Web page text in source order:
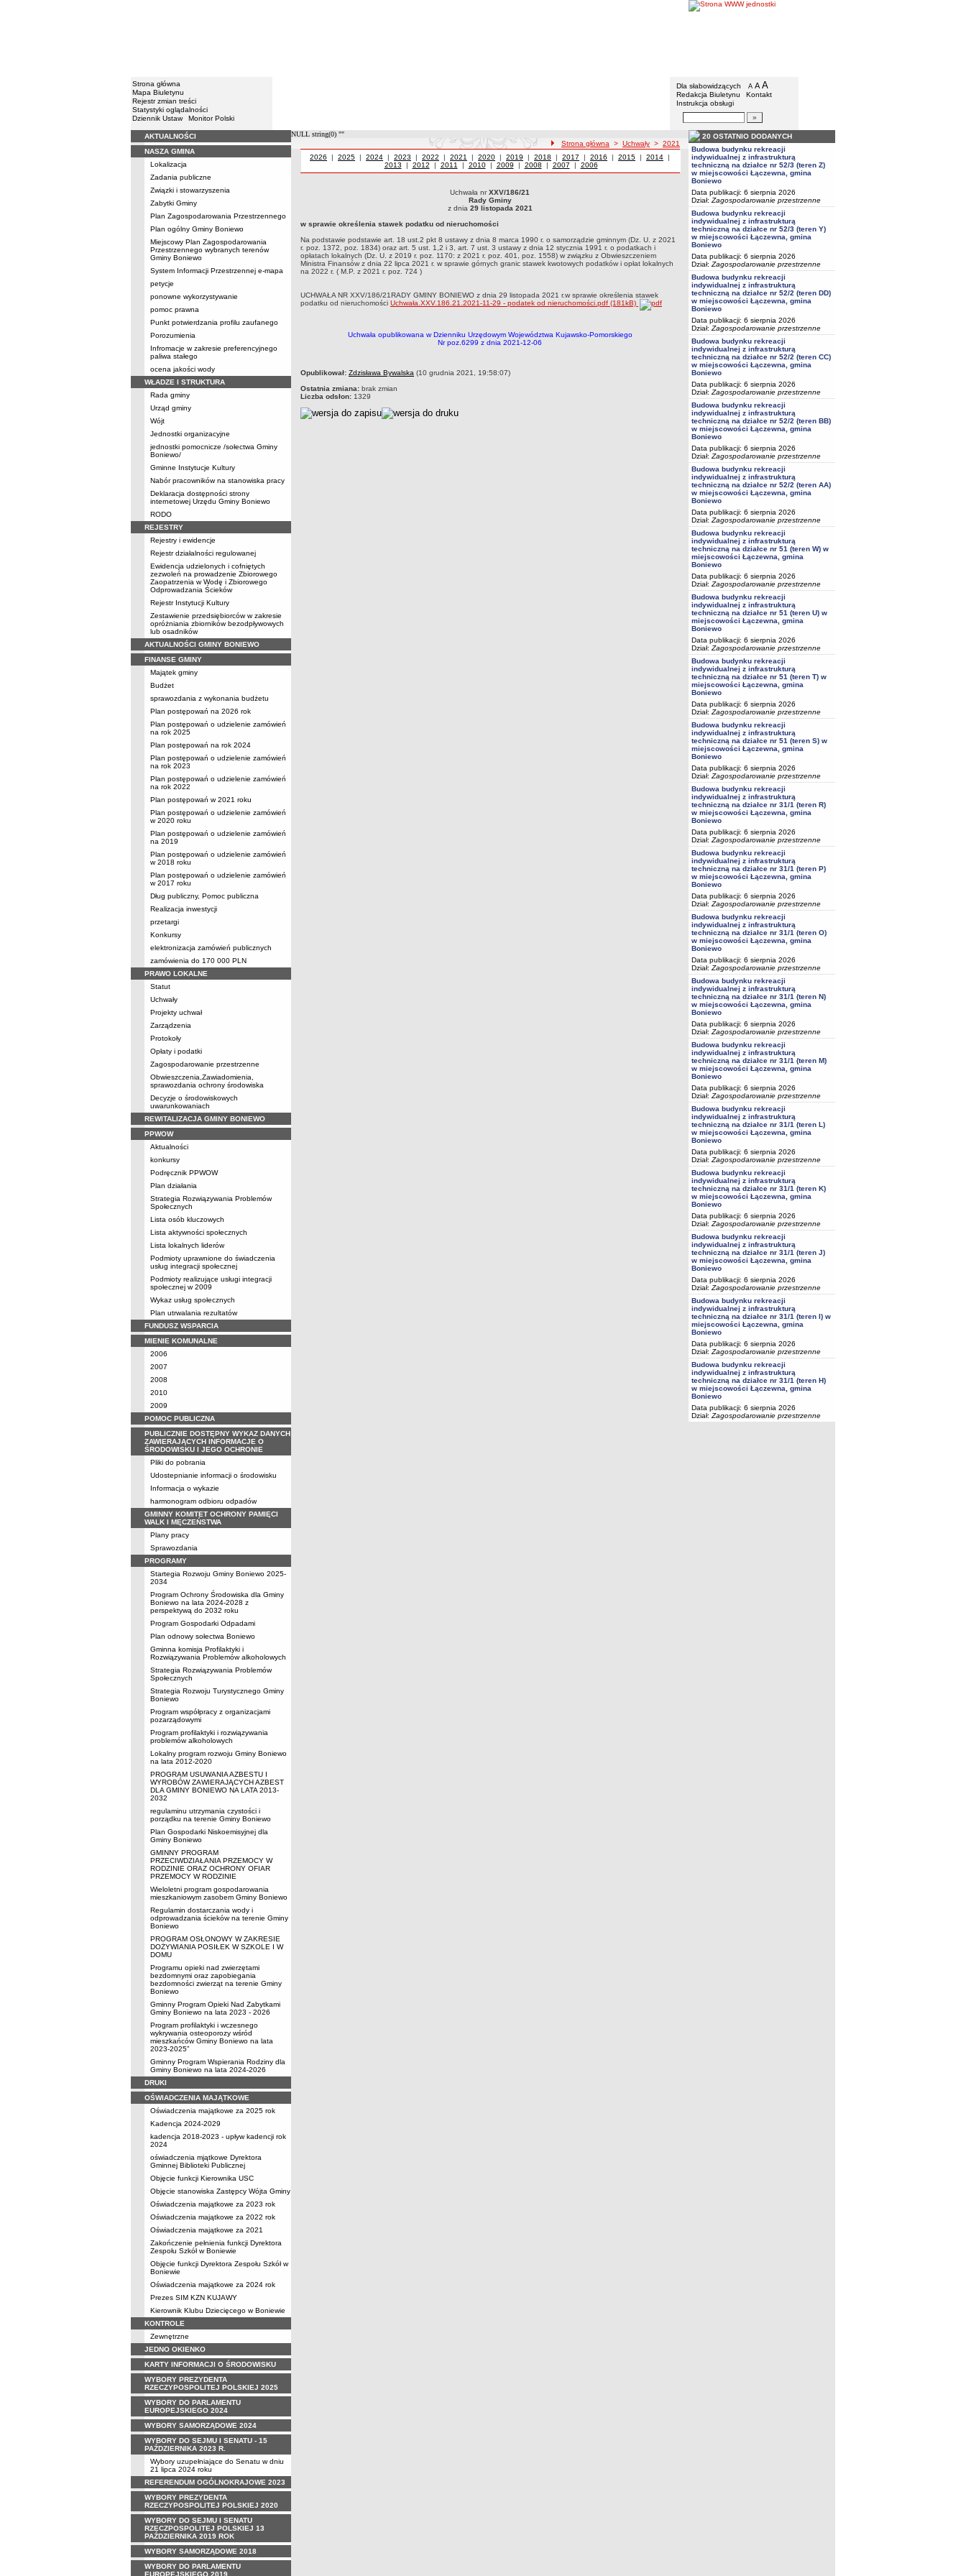
Strona główna
Mapa Biuletynu
Rejestr zmian treści
Statystyki oglądalności
Dziennik Ustaw
Monitor Polski
Urząd Gminy w Boniewie
Menu dodatkowe
Dla słabowidzących A pomniejsz czcionkę
A standardowy rozmiar czcionki
A
Redakcja Biuletynu
Kontakt
Instrukcja obsługi
Wyszukiwarka artykułów
Menu
AKTUALNOŚCI
NASZA GMINA
Lokalizacja
Zadania publiczne
Związki i stowarzyszenia
Zabytki Gminy
Plan Zagospodarowania Przestrzennego
Plan ogólny Gminy Boniewo
Miejscowy Plan Zagospodarowania
Przestrzennego wybranych terenów
Gminy Boniewo
System Informacji Przestrzennej e-mapa
petycje
ponowne wykorzystywanie
pomoc prawna
Punkt potwierdzania profilu zaufanego
Porozumienia
Infromacje w zakresie preferencyjnego
paliwa stałego
ocena jakości wody
WŁADZE I STRUKTURA
Rada gminy
Urząd gminy
Wójt
Jednostki organizacyjne
jednostki pomocnicze /sołectwa Gminy
Boniewo/
Gminne Instytucje Kultury
Nabór pracowników na stanowiska pracy
Deklaracja dostępności strony
internetowej Urzędu Gminy Boniewo
RODO
REJESTRY
Rejestry i ewidencje
Rejestr działalności regulowanej
Ewidencja udzielonych i cofniętych
zezwoleń na prowadzenie Zbiorowego
Zaopatrzenia w Wodę i Zbiorowego
Odprowadzania Ścieków
Rejestr Instytucji Kultury
Zestawienie przedsiębiorców w zakresie
opróżniania zbiorników bezodpływowych
lub osadników
AKTUALNOŚCI GMINY BONIEWO
FINANSE GMINY
Majątek gminy
Budżet
sprawozdania z wykonania budżetu
Plan postępowań na 2026 rok
Plan postępowań o udzielenie zamówień
na rok 2025
Plan postępowań na rok 2024
Plan postępowań o udzielenie zamówień
na rok 2023
Plan postępowań o udzielenie zamówień
na rok 2022
Plan postępowań w 2021 roku
Plan postępowań o udzielenie zamówień
w 2020 roku
Plan postępowań o udzielenie zamówień
na 2019
Plan postępowań o udzielenie zamówień
w 2018 roku
Plan postępowań o udzielenie zamówień
w 2017 roku
Dług publiczny, Pomoc publiczna
Realizacja inwestycji
przetargi
Konkursy
elektronizacja zamówień publicznych
zamówienia do 170 000 PLN
PRAWO LOKALNE
Statut
Uchwały
Projekty uchwał
Zarządzenia
Protokoły
Opłaty i podatki
Zagospodarowanie przestrzenne
Obwieszczenia,Zawiadomienia,
sprawozdania ochrony środowiska
Decyzje o środowiskowych
uwarunkowaniach
REWITALIZACJA GMINY BONIEWO
PPWOW
Aktualności
konkursy
Podręcznik PPWOW
Plan działania
Strategia Rozwiązywania Problemów
Społecznych
Lista osób kluczowych
Lista aktywności społecznych
Lista lokalnych liderów
Podmioty uprawnione do świadczenia
usług integracji społecznej
Podmioty realizujące usługi integracji
społecznej w 2009
Wykaz usług społecznych
Plan utrwalania rezultatów
FUNDUSZ WSPARCIA
MIENIE KOMUNALNE
2006
2007
2008
2010
2009
POMOC PUBLICZNA
PUBLICZNIE DOSTĘPNY WYKAZ DANYCH
ZAWIERAJĄCYCH INFORMACJE O
ŚRODOWISKU I JEGO OCHRONIE
Pliki do pobrania
Udostepnianie informacji o środowisku
Informacja o wykazie
harmonogram odbioru odpadów
GMINNY KOMITET OCHRONY PAMIĘCI
WALK I MĘCZEŃSTWA
Plany pracy
Sprawozdania
PROGRAMY
Startegia Rozwoju Gminy Boniewo 2025-
2034
Program Ochrony Środowiska dla Gminy
Boniewo na lata 2024-2028 z
perspektywą do 2032 roku
Program Gospodarki Odpadami
Plan odnowy sołectwa Boniewo
Gminna komisja Profilaktyki i
Rozwiązywania Problemów alkoholowych
Strategia Rozwiązywania Problemów
Społecznych
Strategia Rozwoju Turystycznego Gminy
Boniewo
Program współpracy z organizacjami
pozarządowymi
Program profilaktyki i rozwiązywania
problemów alkoholowych
Lokalny program rozwoju Gminy Boniewo
na lata 2012-2020
PROGRAM USUWANIA AZBESTU I
WYROBÓW ZAWIERAJĄCYCH AZBEST
DLA GMINY BONIEWO NA LATA 2013-
2032
regulaminu utrzymania czystości i
porządku na terenie Gminy Boniewo
Plan Gospodarki Niskoemisyjnej dla
Gminy Boniewo
GMINNY PROGRAM
PRZECIWDZIAŁANIA PRZEMOCY W
RODZINIE ORAZ OCHRONY OFIAR
PRZEMOCY W RODZINIE
Wieloletni program gospodarowania
mieszkaniowym zasobem Gminy Boniewo
Regulamin dostarczania wody i
odprowadzania ścieków na terenie Gminy
Boniewo
PROGRAM OSŁONOWY W ZAKRESIE
DOŻYWIANIA POSIŁEK W SZKOLE I W
DOMU
Programu opieki nad zwierzętami
bezdomnymi oraz zapobiegania
bezdomności zwierząt na terenie Gminy
Boniewo
Gminny Program Opieki Nad Zabytkami
Gminy Boniewo na lata 2023 - 2026
Program profilaktyki i wczesnego
wykrywania osteoporozy wśród
mieszkańców Gminy Boniewo na lata
2023-2025”
Gminny Program Wspierania Rodziny dla
Gminy Boniewo na lata 2024-2026
DRUKI
OŚWIADCZENIA MAJĄTKOWE
Oświadczenia majątkowe za 2025 rok
Kadencja 2024-2029
kadencja 2018-2023 - upływ kadencji rok
2024
oświadczenia mjątkowe Dyrektora
Gminnej Biblioteki Publicznej
Objęcie funkcji Kierownika USC
Objęcie stanowiska Zastępcy Wójta Gminy
Oświadczenia majątkowe za 2023 rok
Oświadczenia majątkowe za 2022 rok
Oświadczenia majątkowe za 2021
Zakończenie pełnienia funkcji Dyrektora
Zespołu Szkół w Boniewie
Objęcie funkcji Dyrektora Zespołu Szkół w
Boniewie
Oświadczenia majątkowe za 2024 rok
Prezes SIM KZN KUJAWY
Kierownik Klubu Dziecięcego w Boniewie
KONTROLE
Zewnętrzne
JEDNO OKIENKO
KARTY INFORMACJI O ŚRODOWISKU
WYBORY PREZYDENTA
RZECZYPOSPOLITEJ POLSKIEJ 2025
WYBORY DO PARLAMENTU
EUROPEJSKIEGO 2024
WYBORY SAMORZĄDOWE 2024
WYBORY DO SEJMU I SENATU - 15
PAŹDZIERNIKA 2023 R.
Wybory uzupełniające do Senatu w dniu
21 lipca 2024 roku
REFERENDUM OGÓLNOKRAJOWE 2023
WYBORY PREZYDENTA
RZECZYPOSPOLITEJ POLSKIEJ 2020
WYBORY DO SEJMU I SENATU
RZECZPOSPOLITEJ POLSKIEJ 13
PAŹDZIERNIKA 2019 ROK
WYBORY SAMORZĄDOWE 2018
WYBORY DO PARLAMENTU
EUROPEJSKIEGO 2019
NULL string(0) ""
ścieżka nawigacji
Strona główna > Uchwały > 2021
Uchwały z roku
2026 | Uchwały z roku
2025 | Uchwały z roku
2024 | Uchwały z roku
2023 | Uchwały z roku
2022 | Uchwały z roku
2021 | Uchwały z roku
2020 | Uchwały z roku
2019 | Uchwały z roku
2018 | Uchwały z roku
2017 | Uchwały z roku
2016 | Uchwały z roku
2015 | Uchwały z roku
2014 |
Uchwały z roku
2013 | Uchwały z roku
2012 | Uchwały z roku
2011 | Uchwały z roku
2010| Uchwały z roku
2009 | Uchwały z roku
2008 | Uchwały z roku
2007 | Uchwały z roku
2006
Uchwała nr XXV/186/21Rady Gminyz dnia 29 listopada 2021w sprawie określenia stawek podatku od nieruchomościNa podstawie podstawie art. 18 ust.2 pkt 8 ustawy z dnia 8
marca 1990 r. o samorządzie gminnym (Dz. U. z 2021 r. poz. 1372, poz. 1834) oraz art. 5 ust. 1,2 i 3, art. 7 ust. 3 ustawy z dnia 12 stycznia 1991 r. o podatkach i opłatach lokalnych
(Dz. U. z 2019 r. poz. 1170: z 2021 r. poz. 401, poz. 1558) w związku z Obwieszczeniem Ministra Finansów z dnia 22 lipca 2021 r. w sprawie górnych granic stawek kwotowych
podatków i opłat lokalnych na 2022 r. ( M.P. z 2021 r. poz. 724 )
Uchwała nrXXV/186/21
Rady Gminy
z dnia 29 listopada 2021
w sprawie określenia stawek podatku od nieruchomości
Na podstawie podstawie art. 18 ust.2 pkt 8 ustawy z dnia 8 marca 1990 r. o samorządzie gminnym (Dz. U. z 2021
r. poz. 1372, poz. 1834) oraz art. 5 ust. 1,2 i 3, art. 7 ust. 3 ustawy z dnia 12 stycznia 1991 r. o podatkach i
opłatach lokalnych (Dz. U. z 2019 r. poz. 1170: z 2021 r. poz. 401, poz. 1558) w związku z Obwieszczeniem
Ministra Finansów z dnia 22 lipca 2021 r. w sprawie górnych granic stawek kwotowych podatków i opłat lokalnych
na 2022 r. ( M.P. z 2021 r. poz. 724 )
UCHWAŁA NR XXV/186/21RADY GMINY BONIEWO z dnia 29 listopada 2021 r.w sprawie określenia stawek
podatku od nieruchomości Uchwała.XXV.186.21.2021-11-29 - podatek od nieruchomości.pdf (181kB)
Uchwała opublikowana w Dzienniku Urzędowym Województwa Kujawsko-Pomorskiego
Nr poz.6299 z dnia 2021-12-06
metryczka
Opublikował: Zdzisława Bywalska (10 grudnia 2021, 19:58:07)
Ostatnia zmiana: brak zmian
Liczba odsłon: 1329
20 OSTATNIO DODANYCH
Budowa budynku rekreacji
indywidualnej z infrastrukturą
techniczną na działce nr 52/3 (teren Z)
w miejscowości Łączewna, gmina
Boniewo
Data publikacji: 6 sierpnia 2026
Dział: Zagospodarowanie przestrzenne
Budowa budynku rekreacji
indywidualnej z infrastrukturą
techniczną na działce nr 52/3 (teren Y)
w miejscowości Łączewna, gmina
Boniewo
Data publikacji: 6 sierpnia 2026
Dział: Zagospodarowanie przestrzenne
Budowa budynku rekreacji
indywidualnej z infrastrukturą
techniczną na działce nr 52/2 (teren DD)
w miejscowości Łączewna, gmina
Boniewo
Data publikacji: 6 sierpnia 2026
Dział: Zagospodarowanie przestrzenne
Budowa budynku rekreacji
indywidualnej z infrastrukturą
techniczną na działce nr 52/2 (teren CC)
w miejscowości Łączewna, gmina
Boniewo
Data publikacji: 6 sierpnia 2026
Dział: Zagospodarowanie przestrzenne
Budowa budynku rekreacji
indywidualnej z infrastrukturą
techniczną na działce nr 52/2 (teren BB)
w miejscowości Łączewna, gmina
Boniewo
Data publikacji: 6 sierpnia 2026
Dział: Zagospodarowanie przestrzenne
Budowa budynku rekreacji
indywidualnej z infrastrukturą
techniczną na działce nr 52/2 (teren AA)
w miejscowości Łączewna, gmina
Boniewo
Data publikacji: 6 sierpnia 2026
Dział: Zagospodarowanie przestrzenne
Budowa budynku rekreacji
indywidualnej z infrastrukturą
techniczną na działce nr 51 (teren W) w
miejscowości Łączewna, gmina
Boniewo
Data publikacji: 6 sierpnia 2026
Dział: Zagospodarowanie przestrzenne
Budowa budynku rekreacji
indywidualnej z infrastrukturą
techniczną na działce nr 51 (teren U) w
miejscowości Łączewna, gmina
Boniewo
Data publikacji: 6 sierpnia 2026
Dział: Zagospodarowanie przestrzenne
Budowa budynku rekreacji
indywidualnej z infrastrukturą
techniczną na działce nr 51 (teren T) w
miejscowości Łączewna, gmina
Boniewo
Data publikacji: 6 sierpnia 2026
Dział: Zagospodarowanie przestrzenne
Budowa budynku rekreacji
indywidualnej z infrastrukturą
techniczną na działce nr 51 (teren S) w
miejscowości Łączewna, gmina
Boniewo
Data publikacji: 6 sierpnia 2026
Dział: Zagospodarowanie przestrzenne
Budowa budynku rekreacji
indywidualnej z infrastrukturą
techniczną na działce nr 31/1 (teren R)
w miejscowości Łączewna, gmina
Boniewo
Data publikacji: 6 sierpnia 2026
Dział: Zagospodarowanie przestrzenne
Budowa budynku rekreacji
indywidualnej z infrastrukturą
techniczną na działce nr 31/1 (teren P)
w miejscowości Łączewna, gmina
Boniewo
Data publikacji: 6 sierpnia 2026
Dział: Zagospodarowanie przestrzenne
Budowa budynku rekreacji
indywidualnej z infrastrukturą
techniczną na działce nr 31/1 (teren O)
w miejscowości Łączewna, gmina
Boniewo
Data publikacji: 6 sierpnia 2026
Dział: Zagospodarowanie przestrzenne
Budowa budynku rekreacji
indywidualnej z infrastrukturą
techniczną na działce nr 31/1 (teren N)
w miejscowości Łączewna, gmina
Boniewo
Data publikacji: 6 sierpnia 2026
Dział: Zagospodarowanie przestrzenne
Budowa budynku rekreacji
indywidualnej z infrastrukturą
techniczną na działce nr 31/1 (teren M)
w miejscowości Łączewna, gmina
Boniewo
Data publikacji: 6 sierpnia 2026
Dział: Zagospodarowanie przestrzenne
Budowa budynku rekreacji
indywidualnej z infrastrukturą
techniczną na działce nr 31/1 (teren L)
w miejscowości Łączewna, gmina
Boniewo
Data publikacji: 6 sierpnia 2026
Dział: Zagospodarowanie przestrzenne
Budowa budynku rekreacji
indywidualnej z infrastrukturą
techniczną na działce nr 31/1 (teren K)
w miejscowości Łączewna, gmina
Boniewo
Data publikacji: 6 sierpnia 2026
Dział: Zagospodarowanie przestrzenne
Budowa budynku rekreacji
indywidualnej z infrastrukturą
techniczną na działce nr 31/1 (teren J)
w miejscowości Łączewna, gmina
Boniewo
Data publikacji: 6 sierpnia 2026
Dział: Zagospodarowanie przestrzenne
Budowa budynku rekreacji
indywidualnej z infrastrukturą
techniczną na działce nr 31/1 (teren I) w
miejscowości Łączewna, gmina
Boniewo
Data publikacji: 6 sierpnia 2026
Dział: Zagospodarowanie przestrzenne
Budowa budynku rekreacji
indywidualnej z infrastrukturą
techniczną na działce nr 31/1 (teren H)
w miejscowości Łączewna, gmina
Boniewo
Data publikacji: 6 sierpnia 2026
Dział: Zagospodarowanie przestrzenne